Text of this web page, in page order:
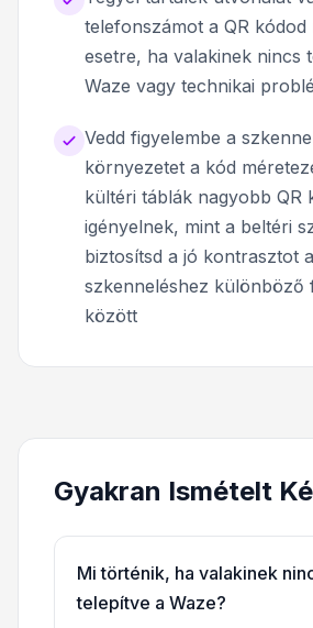
telefonszámot a QR
esetre, ha valakinek nincs
Waze vagy technikai
Vedd figyelembe a
környezetet a kód
kültéri táblák nagyobb QR
igényelnek, mint a beltéri
biztosítsd a jó kontrasztot
szkenneléshez különböző
között
Gyakran Ismételt
Mi történik, ha valakinek
telepítve a Waze?